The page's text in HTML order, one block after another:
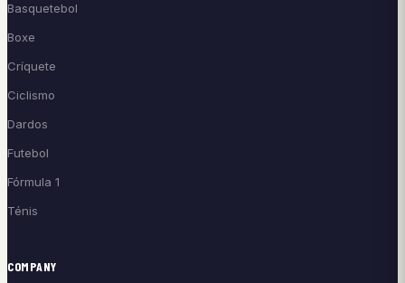
Basquetebol
Boxe
Críquete
Ciclismo
Dardos
Futebol
Fórmula 1
Ténis
COMPANY